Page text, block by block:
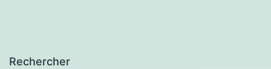
Rechercher